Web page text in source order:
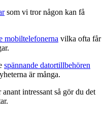
som vi tror någon kan få
mobiltelefonerna vilka ofta får
spännande datortillbehören
är många.
intressant så gör du det